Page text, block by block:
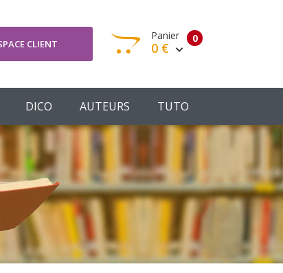
CLIENT 0
Panier
0 €
panier est vide
Panier Commander
DICO AUTEURS TUTO